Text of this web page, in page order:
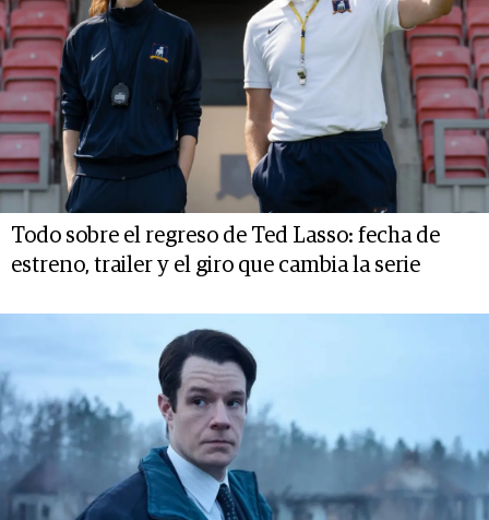
Todo sobre el regreso de Ted Lasso: fecha de
estreno, trailer y el giro que cambia la serie